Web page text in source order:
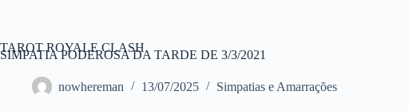
conteúdo
TAROT ROYALE CLASH
SIMPATIA PODEROSA DA TARDE DE 3/3/2021
nowhereman 13/07/2025 Simpatias e Amarrações